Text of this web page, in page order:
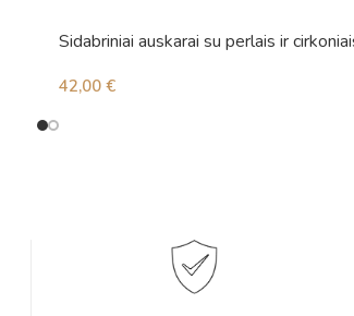
Sidabriniai auskarai su perlais ir
42,00 €